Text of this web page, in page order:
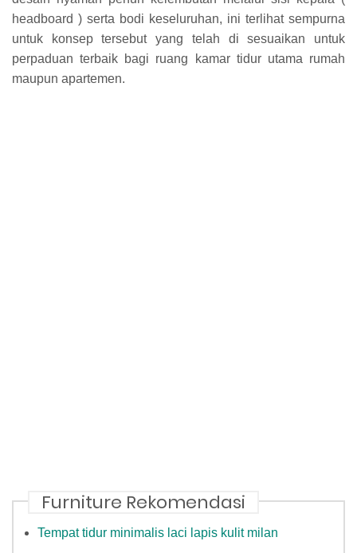
headboard ) serta bodi keseluruhan, ini terlihat sempurna
untuk konsep tersebut yang telah di sesuaikan untuk
perpaduan terbaik bagi ruang kamar tidur utama rumah
maupun apartemen.
Furniture Rekomendasi
Tempat tidur minimalis laci lapis kulit milan